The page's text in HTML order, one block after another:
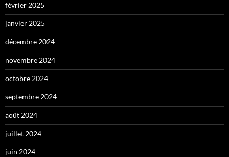
février 2025
janvier 2025
décembre 2024
novembre 2024
octobre 2024
septembre 2024
août 2024
juillet 2024
juin 2024